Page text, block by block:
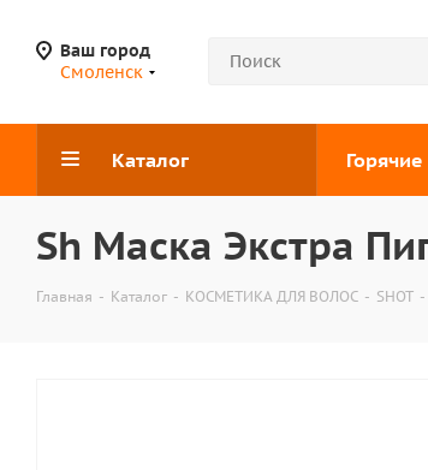
Ваш город
Смоленск
Каталог
Sh Маска Экстра
Главная - Каталог - КОСМЕТИКА ДЛЯ ВОЛОС - SHOT -